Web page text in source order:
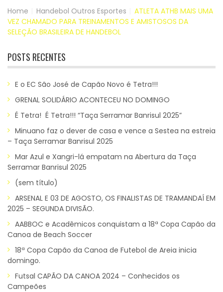
Home Handebol Outros Esportes
ATLETA ATHB MAIS UMA
VEZ CHAMADO PARA TREINAMENTOS E AMISTOSOS DA
SELEÇÃO BRASILEIRA DE HANDEBOL
POSTS RECENTES
E o EC São José de Capão Novo é Tetra!!!
GRENAL SOLIDÁRIO ACONTECEU NO DOMINGO
É Tetra! É Tetra!!! “Taça Serramar Banrisul 2025”
Minuano faz o dever de casa e vence a Sestea na estreia
– Taça Serramar Banrisul 2025
Mar Azul e Xangri-lá empatam na Abertura da Taça
Serramar Banrisul 2025
(sem título)
ARSENAL E 03 DE AGOSTO, OS FINALISTAS DE TRAMANDAÍ EM
2025 – SEGUNDA DIVISÃO.
AABBOC e Acadêmicos conquistam a 18ª Copa Capão da
Canoa de Beach Soccer
18ª Copa Capão da Canoa de Futebol de Areia inicia
domingo.
Futsal CAPÃO DA CANOA 2024 – Conhecidos os
Campeões